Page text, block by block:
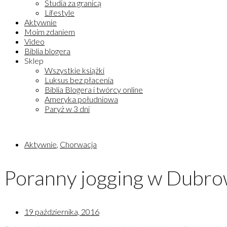
Studia za granicą
Lifestyle
Aktywnie
Moim zdaniem
Video
Biblia blogera
Sklep
Wszystkie książki
Luksus bez płacenia
Biblia Blogera i twórcy online
Ameryka południowa
Paryż w 3 dni
Aktywnie Chorwacja
Poranny jogging w
19 października, 2016